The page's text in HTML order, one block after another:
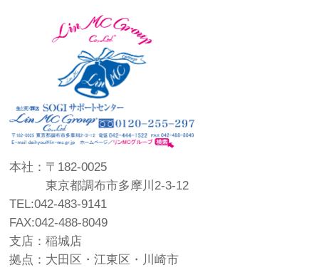
本社：〒182-0025
東京都調布市多摩川2-3-12
TEL:042-483-9141
FAX:042-488-8049
支店：稲城店
拠点：大田区・江東区・川崎市